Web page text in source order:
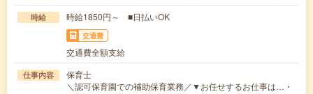
時給 時給1850円～ ■日払いOK
交通費
交通費全額支給
仕事内容
保育士
＼認可保育園での補助保育業務／▼お任せするお仕事は…・